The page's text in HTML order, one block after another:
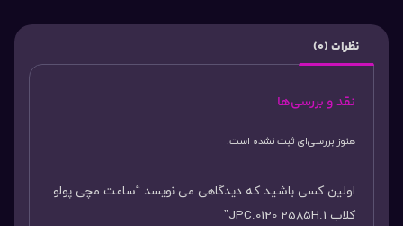
نظرات (0)
نقد و بررسی‌ها
هنوز بررسی‌ای ثبت نشده است.
اولین کسی باشید که دیدگاهی می نویسد “ساعت مچی پولو
کلاب JPC.0120 2585H.1”